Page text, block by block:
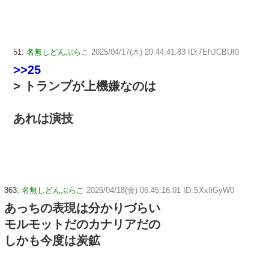
51: 名無しどんぶらこ 2025/04/17(木) 20:44:41.83 ID:7EhJCBUf0
>>25
> トランプが上機嫌なのは
あれは演技
363: 名無しどんぶらこ 2025/04/18(金) 06:45:16.01 ID:SXxfiGyW0
あっちの表現は分かりづらい
モルモットだのカナリアだの
しかも今度は炭鉱